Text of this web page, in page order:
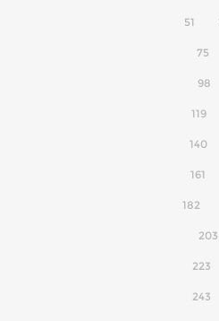
51
75
98
119
140
161
182
203
223
243